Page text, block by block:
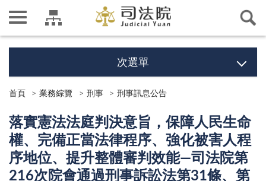
次選單
首頁 業務綜覽 刑事 刑事訊息公告
落實憲法法庭判決意旨，保障人民生命
權、完備正當法律程序、強化被害人程
序地位、提升整體審判效能―司法院第
216次院會通過刑事訴訟法第31條、第